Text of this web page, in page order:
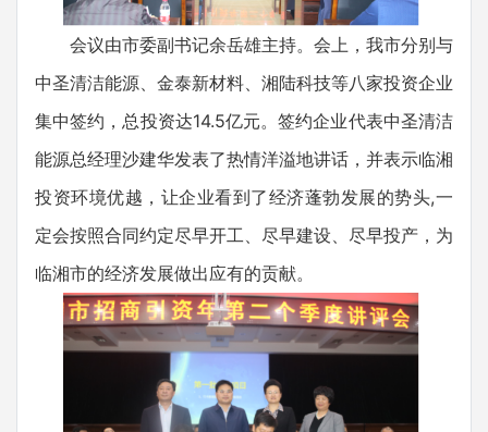
会议由市委副书记余岳雄主持。会上，我市分别与
中圣清洁能源、金泰新材料、湘陆科技等八家投资企业
集中签约，总投资达14.5亿元。签约企业代表中圣清洁
能源总经理沙建华发表了热情洋溢地讲话，并表示临湘
投资环境优越，让企业看到了经济蓬勃发展的势头,一
定会按照合同约定尽早开工、尽早建设、尽早投产，为
临湘市的经济发展做出应有的贡献。